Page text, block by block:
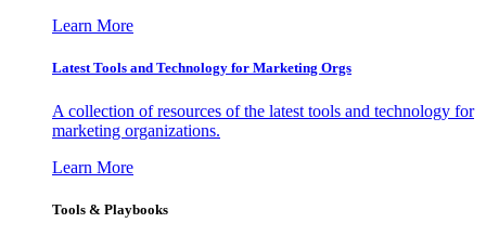
Learn More
Latest Tools and Technology for Marketing Orgs
A collection of resources of the latest tools and technology for
marketing organizations.
Learn More
Tools & Playbooks